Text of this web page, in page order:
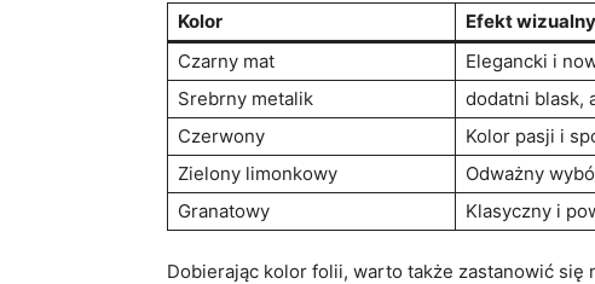
Kolor
Efekt wizualny
Czarny mat
Elegancki i
Srebrny metalik
dodatni blask,
Czerwony
Kolor pasji i
Zielony limonkowy
Odważny
Granatowy
Klasyczny i
Dobierając kolor folii, warto także zastanowić się